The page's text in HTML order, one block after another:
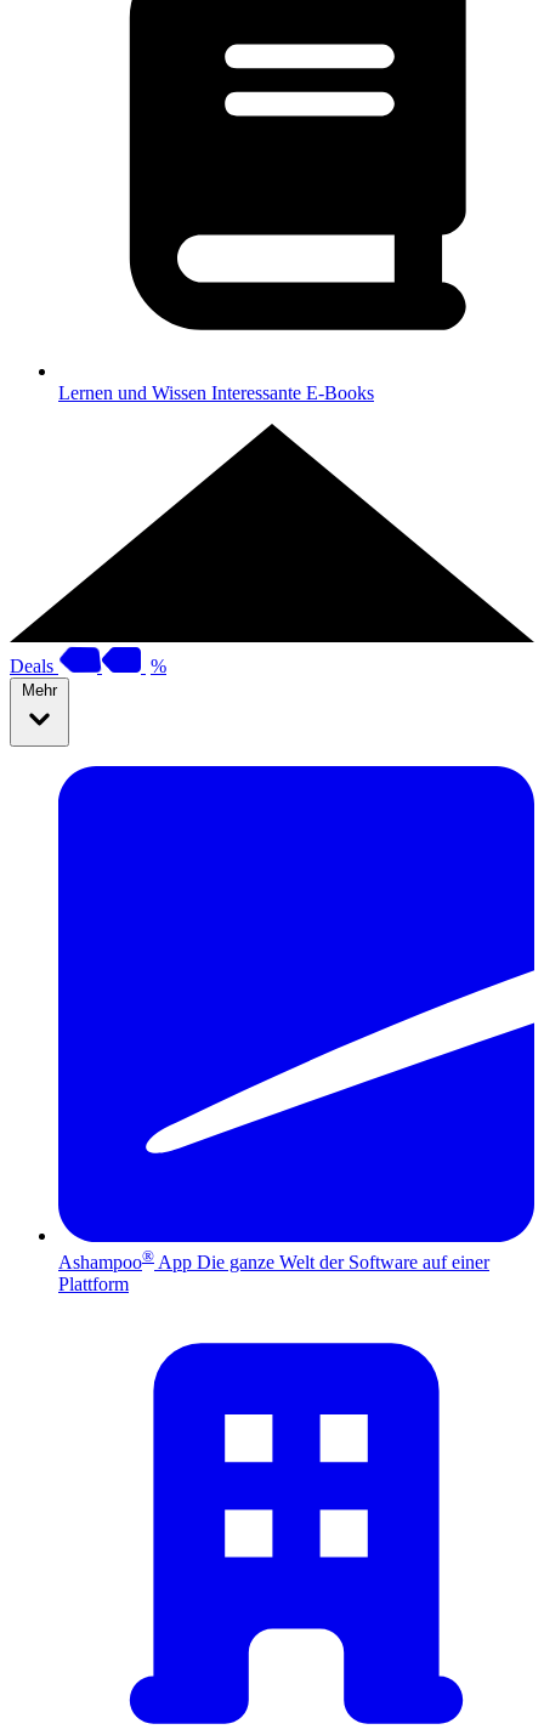
Lernen und Wissen Interessante E-Books
Deals %
Mehr
Ashampoo® App Die ganze Welt der Software auf einer
Plattform